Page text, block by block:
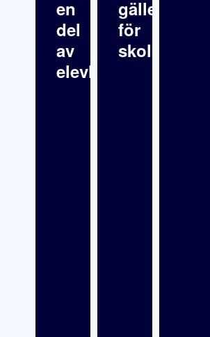
en
del
av
elevhälsan?
gäller
för